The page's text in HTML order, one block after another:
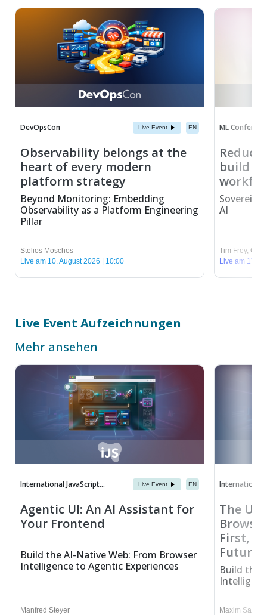
DevOpsCon Live Event EN
Observability belongs at the
heart of every modern
platform strategy
Beyond Monitoring: Embedding
Observability as a Platform Engineering
Pillar
Stelios Moschos
Live am 10. August 2026 | 10:00
ML
build
AI
Tim Frey,
Live am 17.
Live Event Aufzeichnungen
Mehr ansehen
International JavaScript... Live Event EN
Agentic UI: An AI Assistant for
Your Frontend
Build the AI-Native Web: From Browser
Intelligence to Agentic Experiences
Manfred Steyer
International
The
First,
Future-
Build the
Maxim